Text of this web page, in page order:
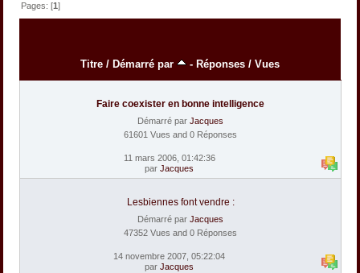
Pages: [1]
Titre / Démarré par - Réponses / Vues
Faire coexister en bonne intelligence
Démarré par Jacques
61601 Vues and 0 Réponses
11 mars 2006, 01:42:36
par Jacques
Lesbiennes font vendre :
Démarré par Jacques
47352 Vues and 0 Réponses
14 novembre 2007, 05:22:04
par Jacques